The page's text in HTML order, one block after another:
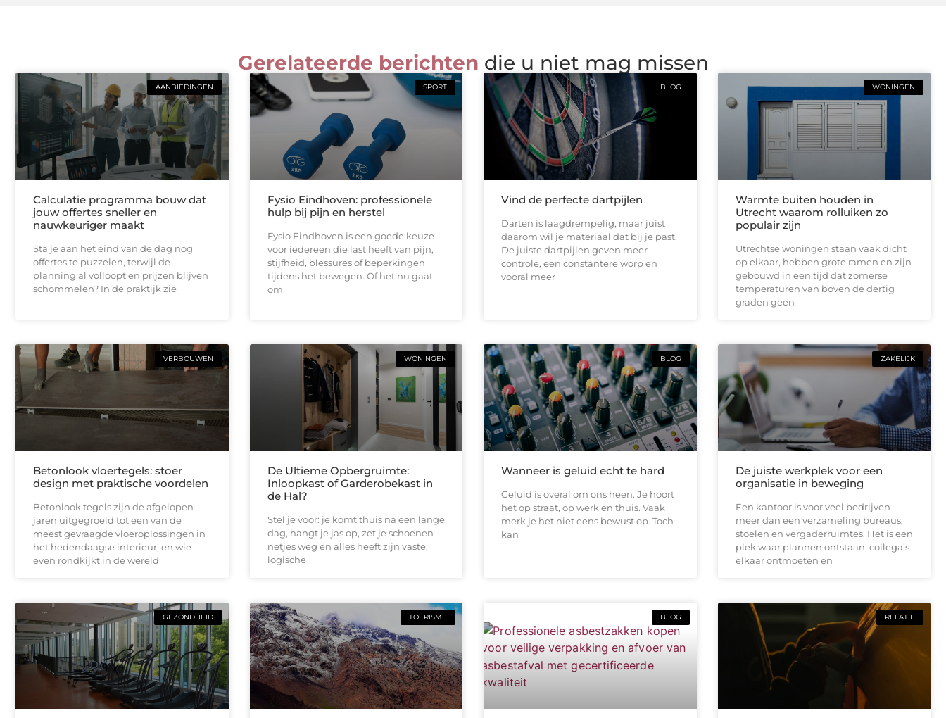
Gerelateerde berichten die u niet mag missen
AANBIEDINGEN
Calculatie programma bouw dat
jouw offertes sneller en
nauwkeuriger maakt
Sta je aan het eind van de dag nog
offertes te puzzelen, terwijl de
planning al volloopt en prijzen blijven
schommelen? In de praktijk zie
SPORT
Fysio Eindhoven: professionele
hulp bij pijn en herstel
Fysio Eindhoven is een goede keuze
voor iedereen die last heeft van pijn,
stijfheid, blessures of beperkingen
tijdens het bewegen. Of het nu gaat
om
BLOG
Vind de perfecte dartpijlen
Darten is laagdrempelig, maar juist
daarom wil je materiaal dat bij je past.
De juiste dartpijlen geven meer
controle, een constantere worp en
vooral meer
WONINGEN
Warmte buiten houden in
Utrecht waarom rolluiken zo
populair zijn
Utrechtse woningen staan vaak dicht
op elkaar, hebben grote ramen en zijn
gebouwd in een tijd dat zomerse
temperaturen van boven de dertig
graden geen
VERBOUWEN
Betonlook vloertegels: stoer
design met praktische voordelen
Betonlook tegels zijn de afgelopen
jaren uitgegroeid tot een van de
meest gevraagde vloeroplossingen in
het hedendaagse interieur, en wie
even rondkijkt in de wereld
WONINGEN
De Ultieme Opbergruimte:
Inloopkast of Garderobekast in
de Hal?
Stel je voor: je komt thuis na een lange
dag, hangt je jas op, zet je schoenen
netjes weg en alles heeft zijn vaste,
logische
BLOG
Wanneer is geluid echt te hard
Geluid is overal om ons heen. Je hoort
het op straat, op werk en thuis. Vaak
merk je het niet eens bewust op. Toch
kan
ZAKELIJK
De juiste werkplek voor een
organisatie in beweging
Een kantoor is voor veel bedrijven
meer dan een verzameling bureaus,
stoelen en vergaderruimtes. Het is een
plek waar plannen ontstaan, collega’s
elkaar ontmoeten en
GEZONDHEID TOERISME BLOG RELATIE